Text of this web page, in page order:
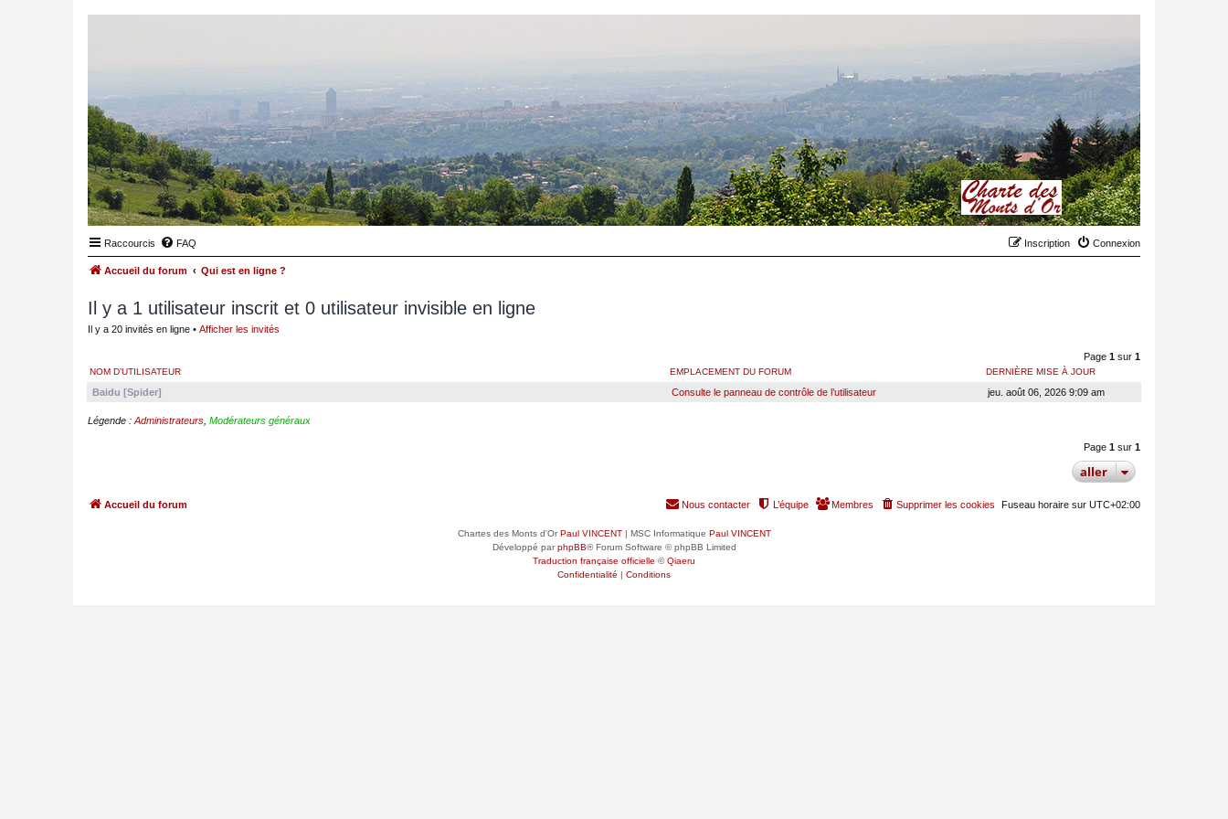
Raccourcis FAQ Connexion
Inscription
Accueil du forum Qui est en ligne ?
Il y a 1 utilisateur inscrit et 0 utilisateur invisible en ligne
Il y a 20 invités en ligne • Afficher les invités
Page 1 sur 1
NOM D’UTILISATEUR EMPLACEMENT DU FORUM DERNIÈRE MISE À JOUR
Baidu [Spider] Consulte le panneau de contrôle de l’utilisateur jeu. août 06, 2026 9:09 am
Légende : Administrateurs Modérateurs généraux
Page 1 sur 1
aller
Accueil du forum Fuseau horaire sur UTC+02:00
Supprimer les cookies
Membres
L’équipe
Nous contacter
Chartes des Monts d'OrPaul VINCENT| MSC Informatique Paul VINCENT
Développé parphpBB® Forum Software © phpBB Limited
Traduction française officielle ©Qiaeru
Confidentialité | Conditions